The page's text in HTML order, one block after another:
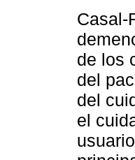
Casal-
de los
del
del
el